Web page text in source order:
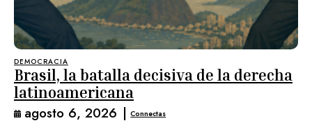
DEMOCRACIA
Brasil, la batalla decisiva de la derecha
latinoamericana
agosto 6, 2026 | Connectas